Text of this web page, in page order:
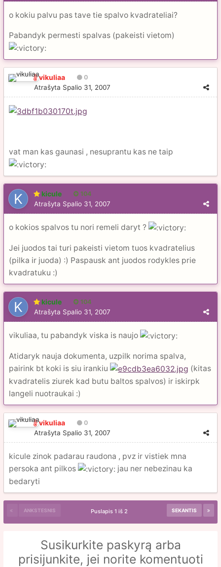
o kokiu palvu pas tave tie spalvo kvadrateliai?
Pabandyk permesti spalvas (pakeisti vietom)
vikuliaa 0
Atrašyta Spalio 31, 2007
vat man kas gaunasi , nesuprantu kas ne taip
kicule 104
Atrašyta Spalio 31, 2007
o kokios spalvos tu nori remeli daryt ?
Jei juodos tai turi pakeisti vietom tuos kvadratelius
(pilka ir juoda) :) Paspausk ant juodos rodykles prie
kvadratuku :)
kicule 104
Atrašyta Spalio 31, 2007
vikuliaa, tu pabandyk viska is naujo
Atidaryk nauja dokumenta, uzpilk norima spalva,
pairink bt koki is siu irankiu
(kitas
kvadratelis ziurek kad butu baltos spalvos) ir iskirpk
langeli nuotraukai :)
vikuliaa 0
Atrašyta Spalio 31, 2007
kicule zinok padarau raudona , pvz ir vistiek mna
persoka ant pilkos
jau ner nebezinau ka
bedaryti
ANKSTESNIS SEKANTIS
Puslapis 1 iš 2
Susikurkite paskyrą arba
prisijunkite, jei norite komentuoti